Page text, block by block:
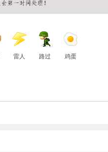
雷人 路过 鸡蛋